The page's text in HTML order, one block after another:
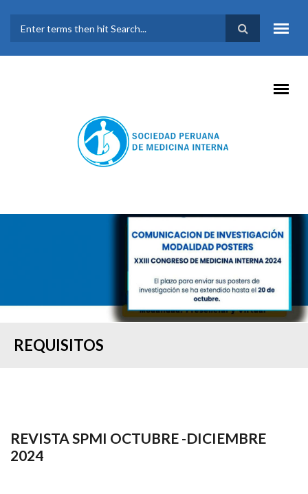
FORMULARIO DE
BÚSQUEDA
REQUISITOS
REVISTA SPMI OCTUBRE -DICIEMBRE
2024